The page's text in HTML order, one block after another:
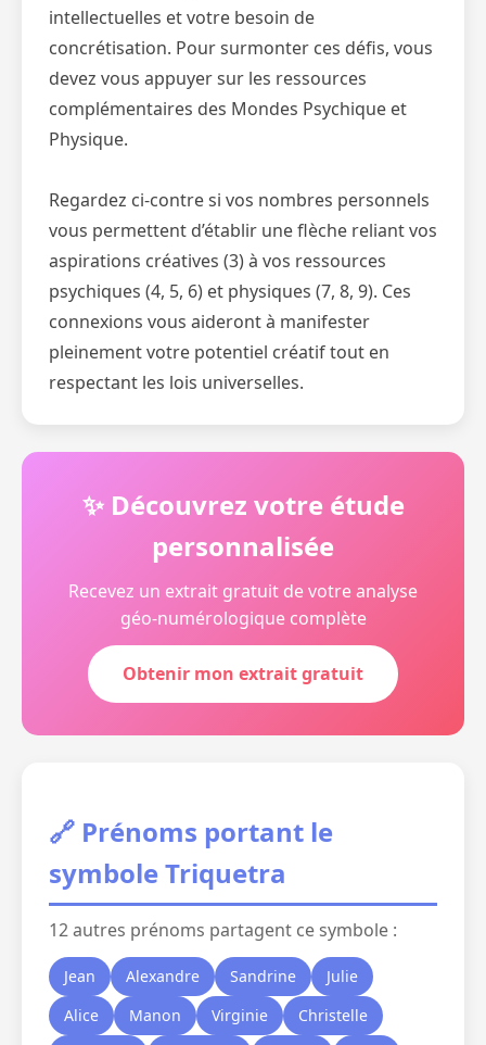
intellectuelles et votre besoin de
concrétisation. Pour surmonter ces défis, vous
devez vous appuyer sur les ressources
complémentaires des Mondes Psychique et
Physique.
Regardez ci-contre si vos nombres personnels
vous permettent d’établir une flèche reliant vos
aspirations créatives (3) à vos ressources
psychiques (4, 5, 6) et physiques (7, 8, 9). Ces
connexions vous aideront à manifester
pleinement votre potentiel créatif tout en
respectant les lois universelles.
✨ Découvrez votre étude
personnalisée
Recevez un extrait gratuit de votre analyse
géo-numérologique complète
Obtenir mon extrait gratuit
🔗 Prénoms portant le
symbole Triquetra
12 autres prénoms partagent ce symbole :
Jean Alexandre Sandrine
Julie
Alice
Manon Virginie
Christelle